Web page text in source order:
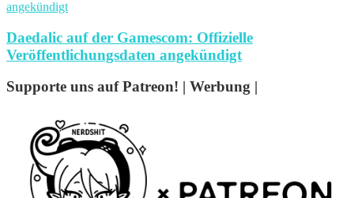
Daedalic auf der Gamescom: Offizielle
Veröffentlichungsdaten angekündigt
Supporte uns auf Patreon! | Werbung |